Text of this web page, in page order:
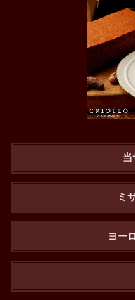
当
ミ
ヨー